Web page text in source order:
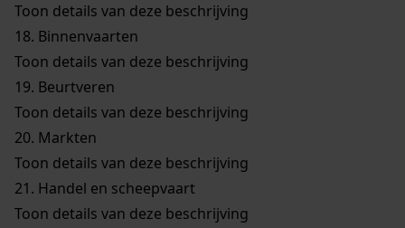
Toon details van deze beschrijving
18. Binnenvaarten
Toon details van deze beschrijving
19. Beurtveren
Toon details van deze beschrijving
20. Markten
Toon details van deze beschrijving
21. Handel en scheepvaart
Toon details van deze beschrijving